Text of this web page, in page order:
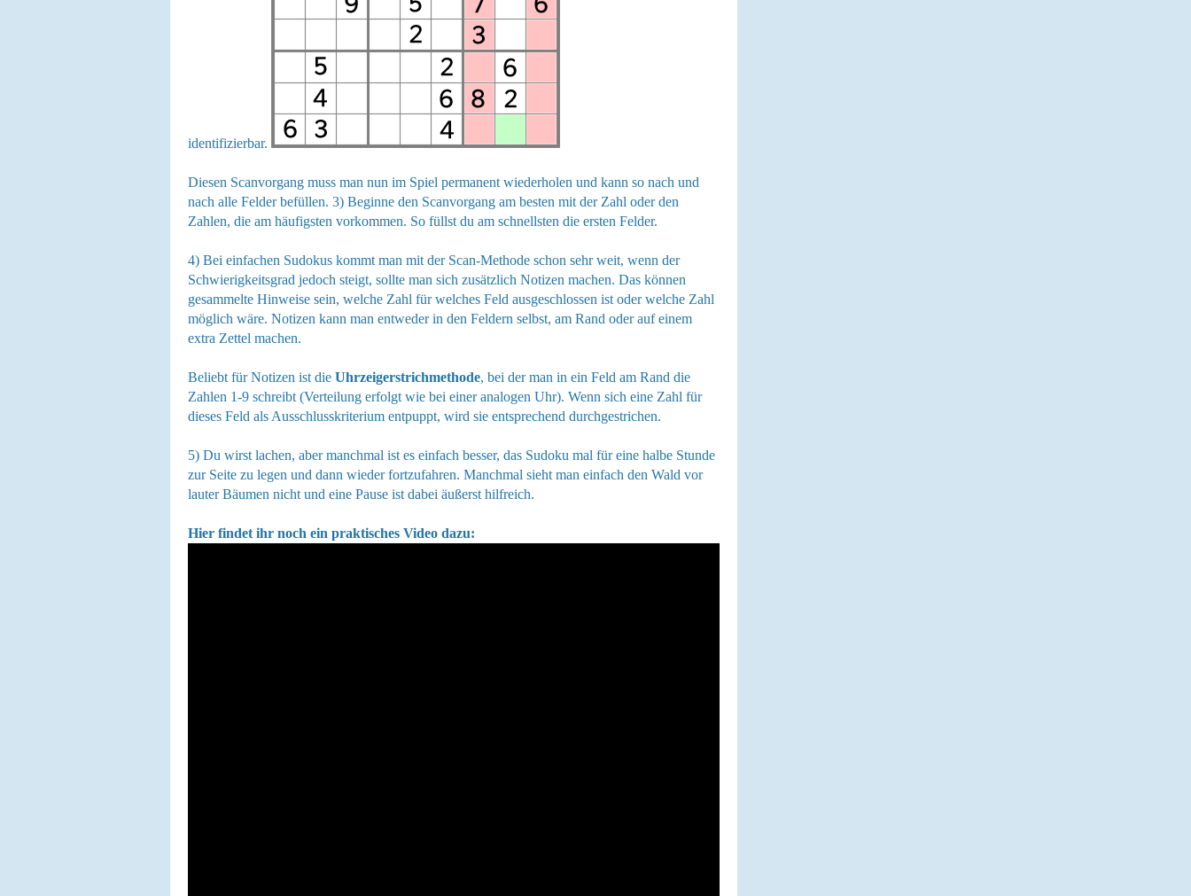
identifizierbar.
Diesen Scanvorgang muss man nun im Spiel permanent wiederholen und kann so nach und
nach alle Felder befüllen. 3) Beginne den Scanvorgang am besten mit der Zahl oder den
Zahlen, die am häufigsten vorkommen. So füllst du am schnellsten die ersten Felder.
4) Bei einfachen Sudokus kommt man mit der Scan-Methode schon sehr weit, wenn der
Schwierigkeitsgrad jedoch steigt, sollte man sich zusätzlich Notizen machen. Das können
gesammelte Hinweise sein, welche Zahl für welches Feld ausgeschlossen ist oder welche Zahl
möglich wäre. Notizen kann man entweder in den Feldern selbst, am Rand oder auf einem
extra Zettel machen.
Beliebt für Notizen ist die Uhrzeigerstrichmethode, bei der man in ein Feld am Rand die
Zahlen 1-9 schreibt (Verteilung erfolgt wie bei einer analogen Uhr). Wenn sich eine Zahl für
dieses Feld als Ausschlusskriterium entpuppt, wird sie entsprechend durchgestrichen.
5) Du wirst lachen, aber manchmal ist es einfach besser, das Sudoku mal für eine halbe Stunde
zur Seite zu legen und dann wieder fortzufahren. Manchmal sieht man einfach den Wald vor
lauter Bäumen nicht und eine Pause ist dabei äußerst hilfreich.
Hier findet ihr noch ein praktisches Video dazu: